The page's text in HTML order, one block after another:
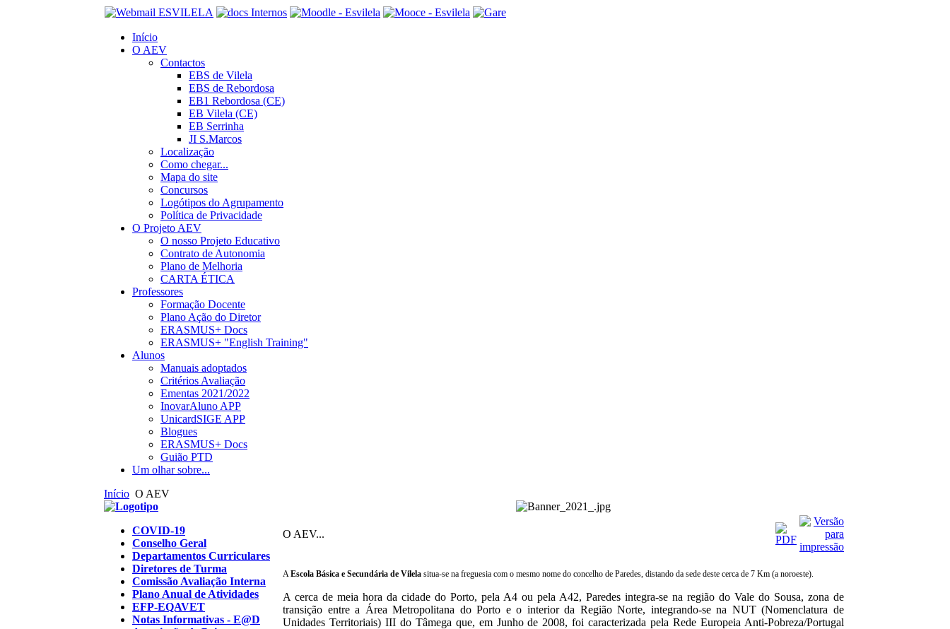
Início
O AEV
Contactos
EBS de Vilela
EBS de Rebordosa
EB1 Rebordosa (CE)
EB Vilela (CE)
EB Serrinha
JI S.Marcos
Localização
Como chegar...
Mapa do site
Concursos
Logótipos do Agrupamento
Política de Privacidade
O Projeto AEV
O nosso Projeto Educativo
Contrato de Autonomia
Plano de Melhoria
CARTA ÉTICA
Professores
Formação Docente
Plano Ação do Diretor
ERASMUS+ Docs
ERASMUS+ "English Training"
Alunos
Manuais adoptados
Critérios Avaliação
Ementas 2021/2022
InovarAluno APP
UnicardSIGE APP
Blogues
ERASMUS+ Docs
Guião PTD
Um olhar sobre...
Início O AEV
O AEV...
AEscola Básica e Secundária de Vilela situa-se na freguesia com o mesmo nome do concelho de Paredes, distando da sede deste cerca de 7 Km (a noroeste).
A cerca de meia hora da cidade do Porto, pela A4 ou pela A42, Paredes integra-se na região do Vale do Sousa, zona de
transição entre a Área Metropolitana do Porto e o interior da Região Norte, integrando-se na NUT (Nomenclatura de
Unidades Territoriais) III do Tâmega que, em Junho de 2008, foi caracterizada pela Rede Europeia Anti-Pobreza/Portugal
COVID-19
Conselho Geral
Departamentos Curriculares
Diretores de Turma
Comissão Avaliação Interna
Plano Anual de Atividades
EFP-EQAVET
Notas Informativas - E@D